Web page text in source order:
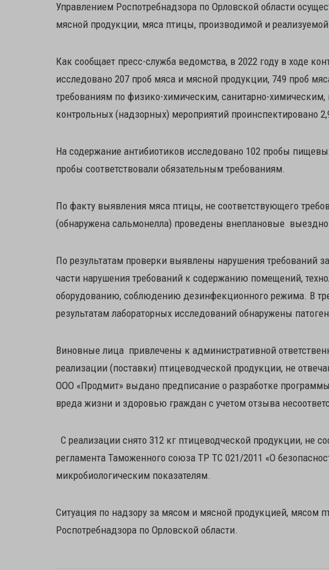
Управлением Роспотребнадзора по Орловской области
мясной продукции, мяса птицы, производимой и реализуемой
Как сообщает пресс-служба ведомства, в 2022 году в ходе
исследовано 207 проб мяса и мясной продукции, 749 проб
требованиям по физико-химическим, санитарно-
контрольных (надзорных) мероприятий проинспектировано
На содержание антибиотиков исследовано 102 пробы
пробы соответствовали обязательным требованиям.
По факту выявления мяса птицы, не соответствующего
(обнаружена сальмонелла) проведены внеплановые
По результатам проверки выявлены нарушения требований
части нарушения требований к содержанию помещений,
оборудованию, соблюдению дезинфекционного режима. В
результатам лабораторных исследований обнаружены
Виновные лица привлечены к административной
реализации (поставки) птицеводческой продукции, не
ООО «Продмит» выдано предписание о разработке
вреда жизни и здоровью граждан с учетом отзыва
С реализации снято 312 кг птицеводческой продукции, не
регламента Таможенного союза ТР ТС 021/2011 «О
микробиологическим показателям.
Ситуация по надзору за мясом и мясной продукцией, мясом
Роспотребнадзора по Орловской области.